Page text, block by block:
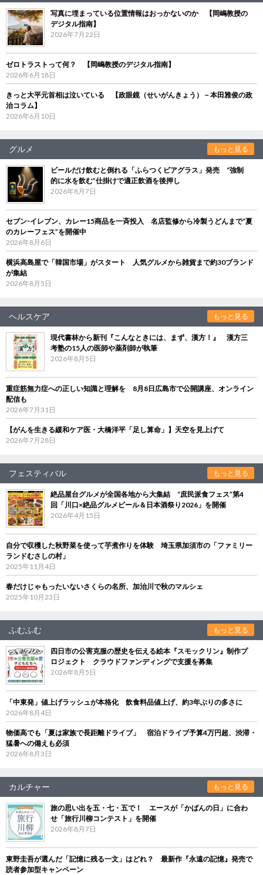
写真に埋まっている位置情報はおっかないのか 【岡嶋教授の
デジタル指南】
2026年7月22日
ゼロトラストって何？ 【岡嶋教授のデジタル指南】
2026年6月18日
きっと大平元首相は泣いている 【政眼鏡（せいがんきょう）－本田雅俊の政
治コラム】
2026年6月10日
グルメ もっと見る
ビールだけ飲むと倒れる「ふらつくビアグラス」発売 “強制
的に水を飲む”仕掛けで適正飲酒を後押し
2026年8月7日
セブン‐イレブン、カレー15商品を一斉投入 名店監修から冷製うどんまで“夏
のカレーフェス”を開催中
2026年8月6日
横浜高島屋で「韓国市場」がスタート 人気グルメから雑貨まで約30ブランド
が集結
2026年8月5日
ヘルスケア もっと見る
現代書林から新刊『こんなときには、まず、漢方！』 漢方三
考塾の15人の医師や薬剤師が執筆
2026年8月5日
重症筋無力症への正しい知識と理解を 8月8日広島市で公開講座、オンライン
配信も
2026年7月31日
【がんを生きる緩和ケア医・大橋洋平「足し算命」】天空を見上げて
2026年7月28日
フェスティバル もっと見る
絶品屋台グルメが全国各地から大集結 “庶民派食フェス”第4
回「川口×絶品グルメビール＆日本酒祭り2026」を開催
2026年4月15日
自分で収穫した秋野菜を使って芋煮作りを体験 埼玉県加須市の「ファミリー
ランドむさしの村」
2025年11月4日
春だけじゃもったいないさくらの名所、加治川で秋のマルシェ
2025年10月23日
ふむふむ もっと見る
四日市の公害克服の歴史を伝える絵本『スモックリン』制作プ
ロジェクト クラウドファンディングで支援を募集
2026年8月5日
「中東発」値上げラッシュが本格化 飲食料品値上げ、約3年ぶりの多さに
2026年8月4日
物価高でも「夏は家族で長距離ドライブ」 宿泊ドライブ予算4万円超、渋滞・
猛暑への備えも必須
2026年8月3日
カルチャー もっと見る
旅の思い出を五・七・五で！ エースが「かばんの日」に合わ
せ「旅行川柳コンテスト」を開催
2026年8月7日
東野圭吾が選んだ「記憶に残る一文」はどれ？ 最新作『永遠の記憶』発売で
読者参加型キャンペーン